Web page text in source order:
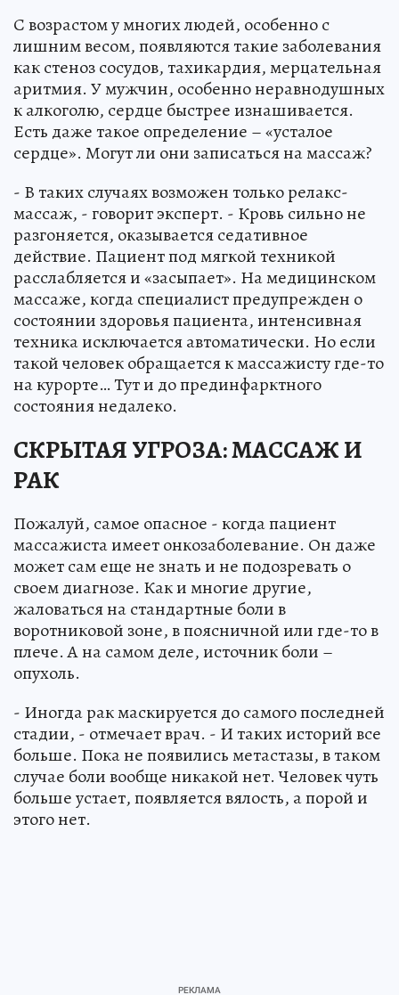
С возрастом у многих людей, особенно с
лишним весом, появляются такие заболевания
как стеноз сосудов, тахикардия, мерцательная
аритмия. У мужчин, особенно неравнодушных
к алкоголю, сердце быстрее изнашивается.
Есть даже такое определение – «усталое
сердце». Могут ли они записаться на массаж?
- В таких случаях возможен только релакс-
массаж, - говорит эксперт. - Кровь сильно не
разгоняется, оказывается седативное
действие. Пациент под мягкой техникой
расслабляется и «засыпает». На медицинском
массаже, когда специалист предупрежден о
состоянии здоровья пациента, интенсивная
техника исключается автоматически. Но если
такой человек обращается к массажисту где-то
на курорте… Тут и до прединфарктного
состояния недалеко.
СКРЫТАЯ УГРОЗА: МАССАЖ И
РАК
Пожалуй, самое опасное - когда пациент
массажиста имеет онкозаболевание. Он даже
может сам еще не знать и не подозревать о
своем диагнозе. Как и многие другие,
жаловаться на стандартные боли в
воротниковой зоне, в поясничной или где-то в
плече. А на самом деле, источник боли –
опухоль.
- Иногда рак маскируется до самого последней
стадии, - отмечает врач. - И таких историй все
больше. Пока не появились метастазы, в таком
случае боли вообще никакой нет. Человек чуть
больше устает, появляется вялость, а порой и
этого нет.